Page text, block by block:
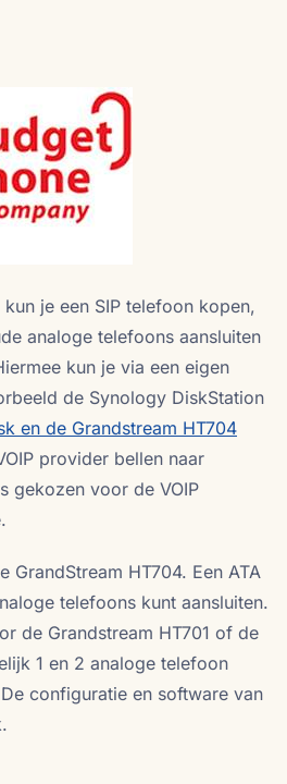
je een SIP telefoon kopen,
analoge telefoons aansluiten
kun je via een eigen
de Synology DiskStation
en de Grandstream HT704
provider bellen naar
gekozen voor de VOIP
GrandStream HT704. Een ATA
telefoons kunt aansluiten.
de Grandstream HT701 of de
1 en 2 analoge telefoon
configuratie en software van